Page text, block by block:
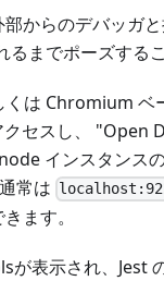
部からのデバッガ
までポーズする
は Chromium ベ
クセスし、 "Open
インスタンス
常は
ます。
表示され、Jest